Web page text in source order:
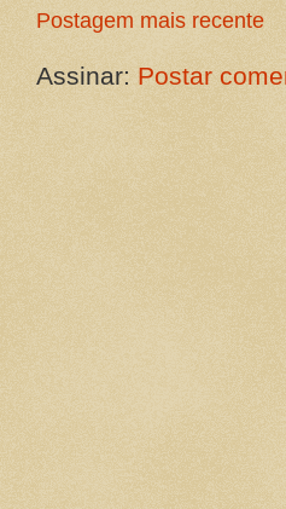
Postagem mais recente
Assinar: Postar